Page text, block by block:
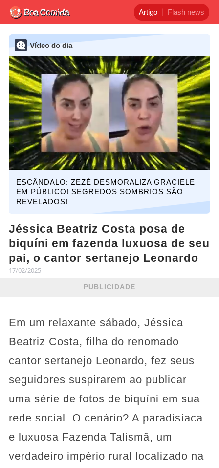
Artigo Flash news
Vídeo do dia
ESCÂNDALO: ZEZÉ DESMORALIZA GRACIELE
EM PÚBLICO! SEGREDOS SOMBRIOS SÃO
REVELADOS!
Jéssica Beatriz Costa posa de
biquíni em fazenda luxuosa de seu
pai, o cantor sertanejo Leonardo
17/02/2025
PUBLICIDADE
Em um relaxante sábado, Jéssica
Beatriz Costa, filha do renomado
cantor sertanejo Leonardo, fez seus
seguidores suspirarem ao publicar
uma série de fotos de biquíni em sua
rede social. O cenário? A paradisíaca
e luxuosa Fazenda Talismã, um
verdadeiro império rural localizado na